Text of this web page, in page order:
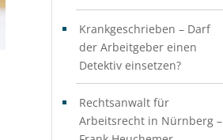
Krankgeschrieben – Darf
der Arbeitgeber einen
Detektiv einsetzen?
Rechtsanwalt für
Arbeitsrecht in Nürnberg –